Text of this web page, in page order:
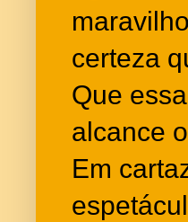
certeza
Que
alcance
Em